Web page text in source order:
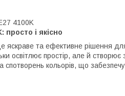
4100K
просто і якісно
та ефективне рішення
освітлює простір, але й
кольорів, що